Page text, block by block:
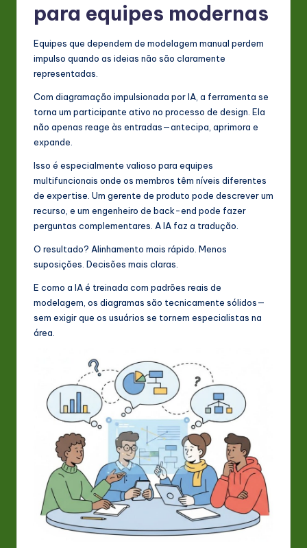
para equipes modernas
Equipes que dependem de modelagem manual perdem
impulso quando as ideias não são claramente
representadas.
Com diagramação impulsionada por IA, a ferramenta se
torna um participante ativo no processo de design. Ela
não apenas reage às entradas—antecipa, aprimora e
expande.
Isso é especialmente valioso para equipes
multifuncionais onde os membros têm níveis diferentes
de expertise. Um gerente de produto pode descrever um
recurso, e um engenheiro de back-end pode fazer
perguntas complementares. A IA faz a tradução.
O resultado? Alinhamento mais rápido. Menos
suposições. Decisões mais claras.
E como a IA é treinada com padrões reais de
modelagem, os diagramas são tecnicamente sólidos—
sem exigir que os usuários se tornem especialistas na
área.